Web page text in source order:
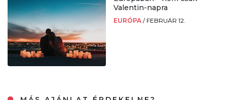
Valentin-napra
EURÓPA / FEBRUÁR 12.